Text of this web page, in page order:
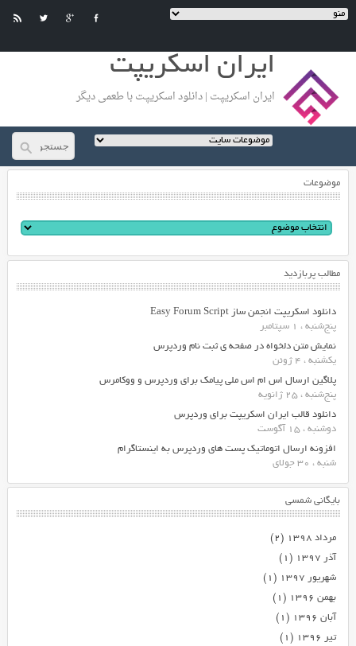
ایران اسکریپت
ایران اسکریپت | دانلود اسکریپت با طعمی دیگر
موضوعات
مطالب پربازدید
دانلود اسکریپت انجمن ساز Easy Forum Script
پنج‌شنبه ، 1 سپتامبر
نمایش متن دلخواه در صفحه ی ثبت نام وردپرس
یکشنبه ، 4 ژوئن
پلاگین ارسال اس ام اس ملی پیامک برای وردپرس و ووکامرس
پنج‌شنبه ، 25 ژانویه
دانلود قالب ایران اسکریپت برای وردپرس
دوشنبه ، 15 آگوست
افزونه ارسال اتوماتیک پست های وردپرس به اینستاگرام
شنبه ، 30 جولای
بایگانی شمسی
مرداد ۱۳۹۸
(۲)
آذر ۱۳۹۷
(۱)
شهریور ۱۳۹۷
(۱)
بهمن ۱۳۹۶
(۱)
آبان ۱۳۹۶
(۱)
تیر ۱۳۹۶
(۱)